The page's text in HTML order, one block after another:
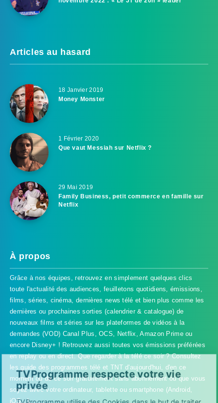
Articles au hasard
18 Janvier 2019
Money Monster
1 Février 2020
Que vaut Messiah sur Netflix ?
29 Mai 2019
Family Business, petit commerce en famille sur
Netflix
À propos
Grâce à nos équipes, retrouvez en simplement quelques clics
toute l'actualité des audiences, feuilletons quotidiens, émissions,
films, séries, cinéma, dernières news télé et bien plus comme les
dernières ou prochaines sorties (calendrier & catalogue) de
nouveaux films et séries sur les plateformes de vidéos à la
demandes (VOD) Canal Plus, OCS, Netflix, Amazon Prime ou
encore Disney+ ! Retrouvez aussi toutes vos émissions préférées
en replay ou en direct. Que regarder à la télé ce soir ? Consultez
les guide des programmes télé et TNT d'aujourd'hui, d'en ce
moment ou de ce soir gratuitement sans abonnement où que vous
soyez avec votre ordinateur, tablette ou smartphone (Android,
iOS...).
TVProgramme respecte votre vie
privée